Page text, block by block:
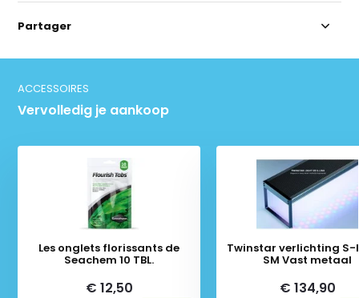
Partager
ACCESSOIRES
Vervolledig je aankoop
Les onglets florissants de
Seachem 10 TBL.
€ 12,50
Twinstar verlichting S-
SM Vast metaal
€ 134,90